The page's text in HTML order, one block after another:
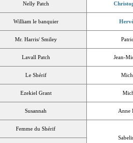
Nelly Patch
William le banquier
Mr. Harris/ Smiley
Lavall Patch Jean-
Le Shérif
Ezekiel Grant
Susannah Anne
Femme du Shérif